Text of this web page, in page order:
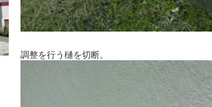
調整を行う樋を切断。